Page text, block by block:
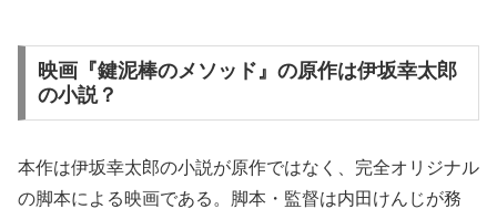
映画『鍵泥棒のメソッド』の原作は伊坂幸太郎
の小説？
本作は伊坂幸太郎の小説が原作ではなく、完全オリジナル
の脚本による映画である。脚本・監督は内田けんじが務